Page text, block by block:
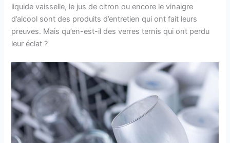
liquide vaisselle, le jus de citron ou encore le vinaigre
d’alcool sont des produits d’entretien qui ont fait leurs
preuves. Mais qu’en-est-il des verres ternis qui ont perdu
leur éclat ?